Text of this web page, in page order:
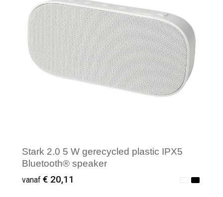
Stark 2.0 5 W gerecycled plastic IPX5
Bluetooth® speaker
vanaf € 20,11